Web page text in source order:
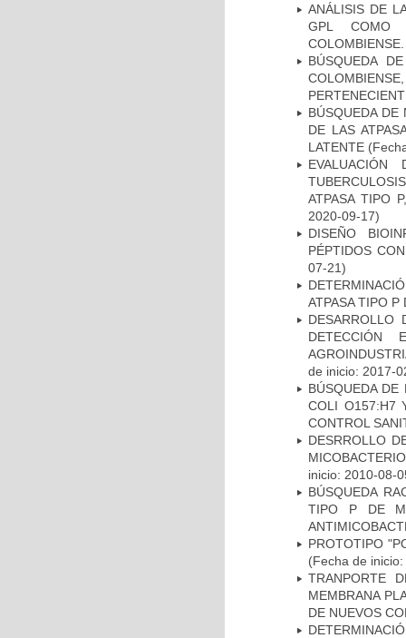
ANÁLISIS DE
GPL COMO
COLOMBIENSE.
BÚSQUEDA
BÚSQUEDA DE
DE LAS
LATENTE
ATPASA TIPO
2020-09-17)
DISEÑO
PÉPTIDOS
07-21)
ATPASA TIPO
DESARROLLO
DETECCIÓN
de inicio: 2017-
BÚSQUEDA DE
COLI O157:H7
CONTROL
DESRROLLO
inicio: 2010-08-
BÚSQUEDA
TIPO P DE
PROTOTIPO
(Fecha de
TRANPORTE
MEMBRANA
DE NUEVOS